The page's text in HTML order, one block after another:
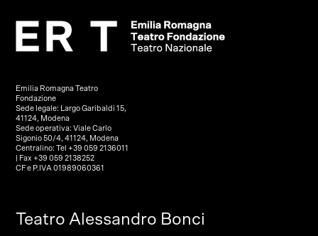
Emilia Romagna Teatro
Fondazione
Sede legale: Largo Garibaldi 15,
41124, Modena
Sede operativa: Viale Carlo
Sigonio 50/4, 41124, Modena
Centralino: Tel +39 059 2136011
| Fax +39 059 2138252
CF e P.IVA 01989060361
Teatro Alessandro Bonci